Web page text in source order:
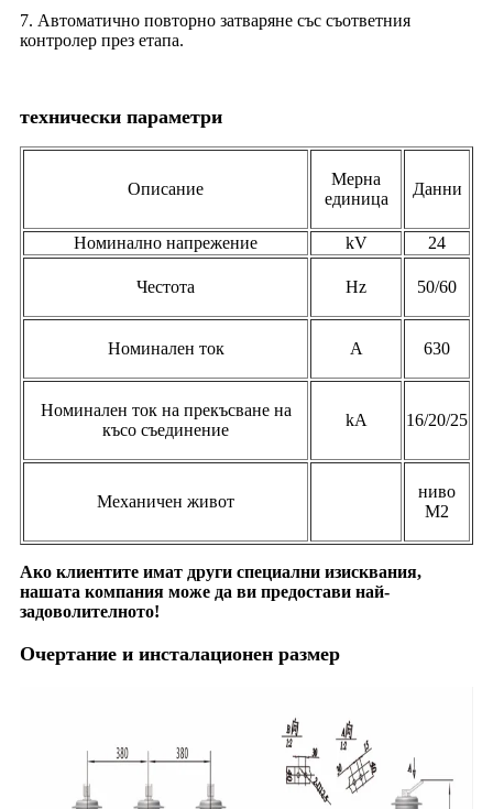
7. Автоматично повторно затваряне със съответния
контролер през етапа.
технически параметри
Описание
Мерна
единица
Данни
Номинално напрежение kV 24
Честота Hz 50/60
Номинален ток A 630
Номинален ток на прекъсване на
късо съединение
kA 16/20/25
Механичен живот
ниво
М2
Ако клиентите имат други специални изисквания,
нашата компания може да ви предостави най-
задоволителното!
Очертание и инсталационен размер